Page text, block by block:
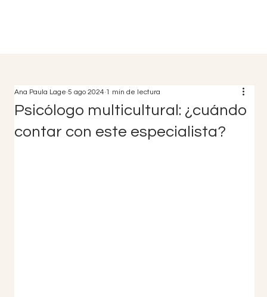
Psicólogo multicultural: ¿cuándo
contar con este especialista?
Ana Paula Lage 5 ago 2024 1 min de lectura